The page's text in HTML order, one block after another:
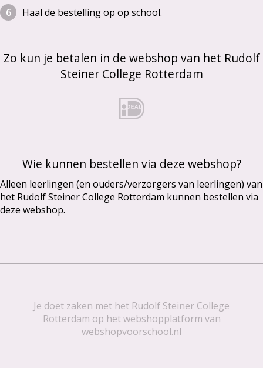
Haal de bestelling op op school.
Zo kun je betalen in de webshop van het Rudolf
Steiner College Rotterdam
Wie kunnen bestellen via deze webshop?
Alleen leerlingen (en ouders/verzorgers van leerlingen) van
het Rudolf Steiner College Rotterdam kunnen bestellen via
deze webshop.
Je doet zaken met het Rudolf Steiner College
Rotterdam op het webshopplatform van
webshopvoorschool.nl